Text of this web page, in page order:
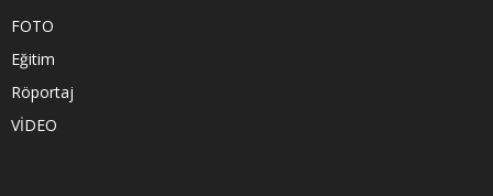
FOTO
Eğitim
Röportaj
VİDEO